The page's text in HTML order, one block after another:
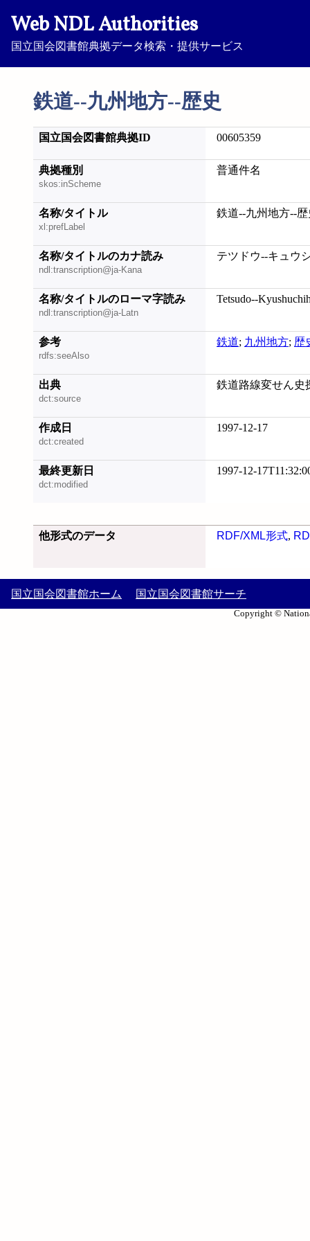
Web NDL Authorities
国立国会図書館典拠データ検索・提供サービス
鉄道--九州地方--歴史
国立国会図書館典拠ID 00605359
典拠種別
skos:inScheme
普通件名
名称/タイトル
xl:prefLabel
鉄道--九州地方--歴
名称/タイトルのカナ読み
ndl:transcription@ja-Kana
テツドウ--キュウ
名称/タイトルのローマ字読み
ndl:transcription@ja-Latn
Tetsudo--
参考
rdfs:seeAlso
鉄道; 九州地方; 歴
出典
dct:source
鉄道路線変せん史
作成日
dct:created
1997-12-17
最終更新日
dct:modified
1997-12-
他形式のデータ RDF/XML形式,
国立国会図書館ホーム 国立国会図書館サーチ
Copyright ©